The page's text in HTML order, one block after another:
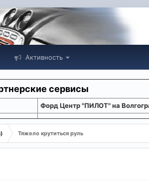
Активность
сервисы
Форд Центр "ПИЛОТ" на
Тяжело крутиться руль